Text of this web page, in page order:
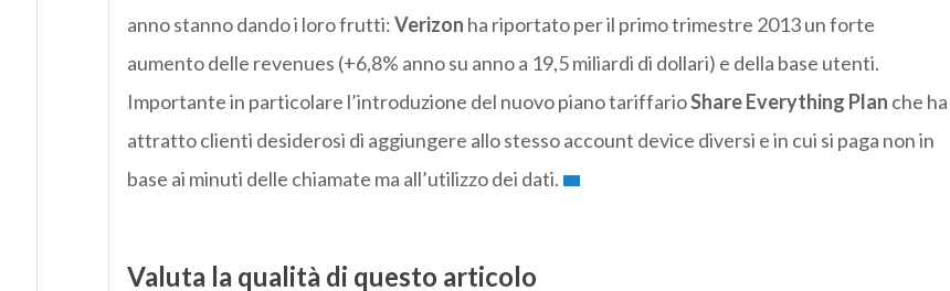
anno stanno dando i loro frutti:Verizon ha riportato per il primo trimestre 2013 un forte
aumento delle revenues (+6,8% anno su anno a 19,5 miliardi di dollari) e della base utenti.
Importante in particolare l’introduzione del nuovo piano tariffarioShare Everything Plan che ha
attratto clienti desiderosi di aggiungere allo stesso account device diversi e in cui si paga non in
base ai minuti delle chiamate ma all’utilizzo dei dati.
Valuta la qualità di questo articolo